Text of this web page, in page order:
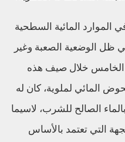
الموارد المائية السطحية
ظل الوضعية الصعبة وغير
الخامس خلال صيف هذه
المائي لملوية، كان له
الصالح للشرب، لاسيما
التي تعتمد بالأساس